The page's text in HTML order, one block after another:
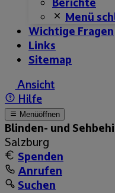
Menü
Wichtige Fragen
Links
Sitemap
Ansicht
Hilfe
Menüöffnen
Blinden- und
Salzburg
Spenden
Anrufen
Suchen